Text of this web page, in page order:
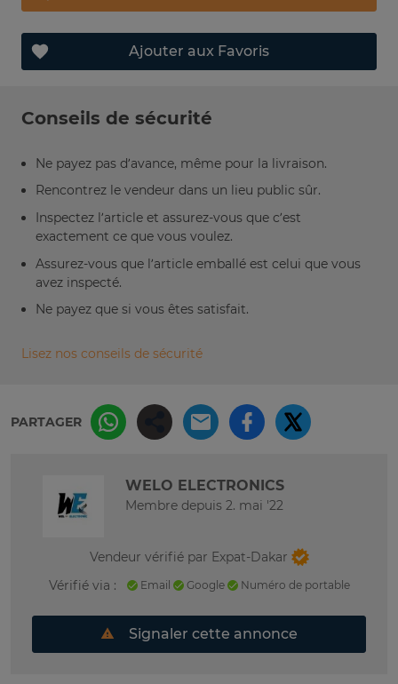
Ajouter aux Favoris
Conseils de sécurité
Ne payez pas d’avance, même pour la livraison.
Rencontrez le vendeur dans un lieu public sûr.
Inspectez l’article et assurez-vous que c’est
exactement ce que vous voulez.
Assurez-vous que l’article emballé est celui que vous
avez inspecté.
Ne payez que si vous êtes satisfait.
Lisez nos conseils de sécurité
PARTAGER
WELO ELECTRONICS
Membre depuis 2. mai '22
Vendeur vérifié par Expat-Dakar
Vérifié via :
Email Google Numéro de portable
Signaler cette annonce